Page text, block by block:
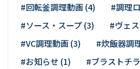
#回転釜調理動画 (4)
#調理
#ソース・スープ (3)
#ヴェ
#VC調理動画 (3)
#炊飯器調
#お知らせ (1)
#ブラストチ